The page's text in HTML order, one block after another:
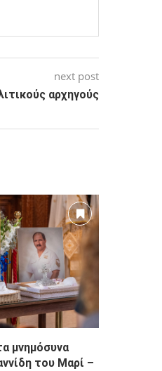
next post
αρχηγούς
μνημόσυνα
του Μαρί –